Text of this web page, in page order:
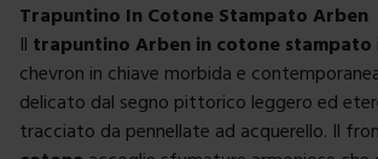
Trapuntino In Cotone Stampato Arben
Il trapuntino Arben in cotone stampato
chevron in chiave morbida e
delicato dal segno pittorico leggero ed
tracciato da pennellate ad acquerello. Il